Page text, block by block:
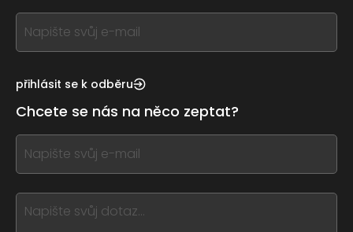
If
you
this,
this
form
field
blank
přihlásit se k odběru
Chcete se nás na něco zeptat?
If
you
this,
leave